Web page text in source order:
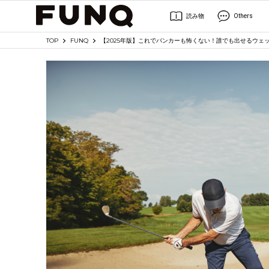
読み物 Others
TOP FUNQ 【2025年版】これでバンカーも怖くない！誰でも出せるウェ